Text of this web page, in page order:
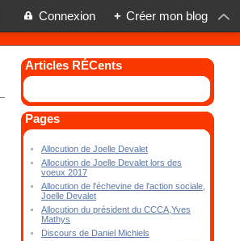
Connexion + Créer mon blog
Articles RÉCents
Pages
Allocution de Joelle Devalet
Allocution de Joelle Devalet lors des
voeux 2017
Allocution de l'échevine de l'action sociale,
Joelle Devalet
Allocution du président du CCCA,Yves
Mathys
Discours de Daniel Michiels